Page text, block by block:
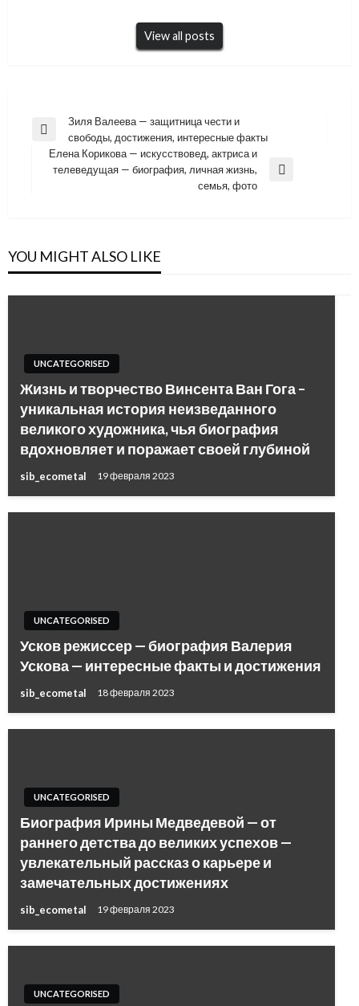
View all posts
Навигация
записям
Previous
Post
Зиля Валеева — защитница чести и
свободы, достижения, интересные факты
Next
Елена Корикова — искусствовед, актриса и
телеведущая — биография, личная жизнь,
семья, фото
YOU MIGHT ALSO LIKE
UNCATEGORISED
Жизнь и творчество Винсента Ван Гога –
уникальная история неизведанного
великого художника, чья биография
вдохновляет и поражает своей глубиной
sib_ecometal 19 февраля 2023
UNCATEGORISED
Усков режиссер — биография Валерия
Ускова — интересные факты и достижения
sib_ecometal 18 февраля 2023
UNCATEGORISED
Биография Ирины Медведевой — от
раннего детства до великих успехов —
увлекательный рассказ о карьере и
замечательных достижениях
sib_ecometal 19 февраля 2023
UNCATEGORISED